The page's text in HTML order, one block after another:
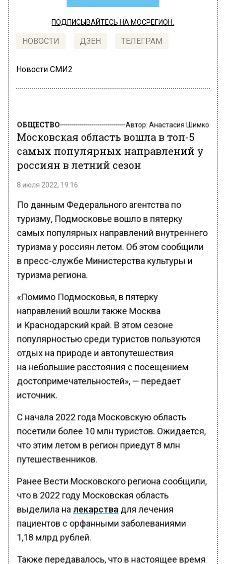
ПОДПИСЫВАЙТЕСЬ НА МОСРЕГИОН:
НОВОСТИ ДЗЕН ТЕЛЕГРАМ
Новости СМИ2
ОБЩЕСТВО Автор: Анастасия Шимко
Московская область вошла в топ-5
самых популярных направлений у
россиян в летний сезон
8 июля 2022, 19:16
По данным Федерального агентства по
туризму, Подмосковье вошло в пятерку
самых популярных направлений внутреннего
туризма у россиян летом. Об этом сообщили
в пресс-службе Министерства культуры и
туризма региона.
«Помимо Подмосковья, в пятерку
направлений вошли также Москва
и Краснодарский край. В этом сезоне
популярностью среди туристов пользуются
отдых на природе и автопутешествия
на небольшие расстояния с посещением
достопримечательностей», — передает
источник.
С начала 2022 года Московскую область
посетили более 10 млн туристов. Ожидается,
что этим летом в регион приедут 8 млн
путешественников.
Ранее Вести Московского региона сообщили,
что в 2022 году Московская область
выделила на лекарства для лечения
пациентов с орфанными заболеваниями
1,18 млрд рублей.
Также передавалось, что в настоящее время